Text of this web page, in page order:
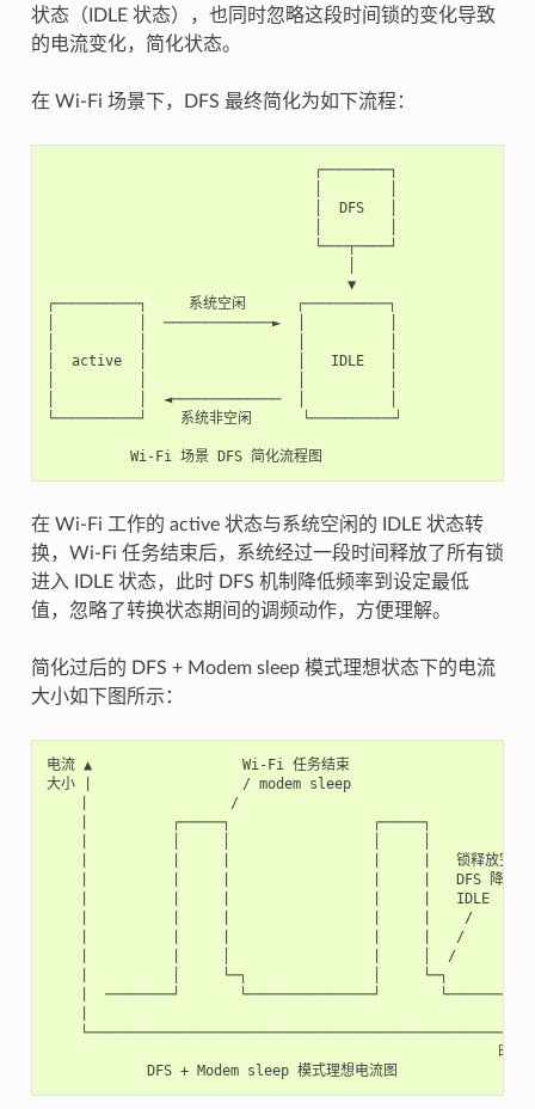
状态（IDLE 状态），也同时忽略这段时间锁的变化导致
的电流变化，简化状态。
在 Wi-Fi 场景下，DFS 最终简化为如下流程：
                                ┌────────┐
                                │  DFS   │
                                └───┬────┘
                                    ▼
┌──────────┐     系统空闲      ┌──────────┐
│          │  ─────────────►  │          │
│  active  │                  │   IDLE   │
│          │  ◄─────────────  │          │
└──────────┘    系统非空闲      └──────────┘
在 Wi-Fi 工作的 active 状态与系统空闲的 IDLE 状态转
换，Wi-Fi 任务结束后，系统经过一段时间释放了所有锁
进入 IDLE 状态，此时 DFS 机制降低频率到设定最低
值，忽略了转换状态期间的调频动作，方便理解。
简化过后的 DFS + Modem sleep 模式理想状态下的电流
大小如下图所示：
电流 ▲                  Wi-Fi 任务结束
大小 |                  / modem sleep
    |                 /
    |          ┌─────┐                 ┌─────┐
    |          |     |                 |     |   锁释放完
    |          |     |                 |     |   DFS 降频
    |          |     |                 |     |   IDLE
    |          |     |                 |     |    /
    |          |     |                 |     |   /
    |          |     │                 |     │  /
    |          │     └─┐               │     └─┐
    |  ────────┘       └───────────────┘       └─────────
                                                      时间